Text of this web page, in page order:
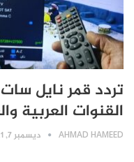
القنوات العربية
AHMAD HAMEED ديسمبر 7, 2021